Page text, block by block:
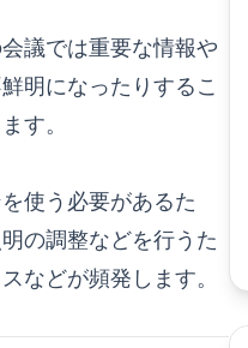
議では重要な情報や
明になったりするこ
す。
使う必要があるた
の調整などを行うた
などが頻発します。